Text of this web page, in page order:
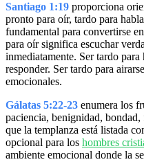
Santiago 1:19 proporciona
pronto para oír, tardo para
fundamental para convertirse
para oír significa escuchar
inmediatamente. Ser tardo
responder. Ser tardo para
emocionales.
Gálatas 5:22-23 enumera los
paciencia, benignidad,
que la templanza está listada
opcional para los hombres
ambiente emocional donde la